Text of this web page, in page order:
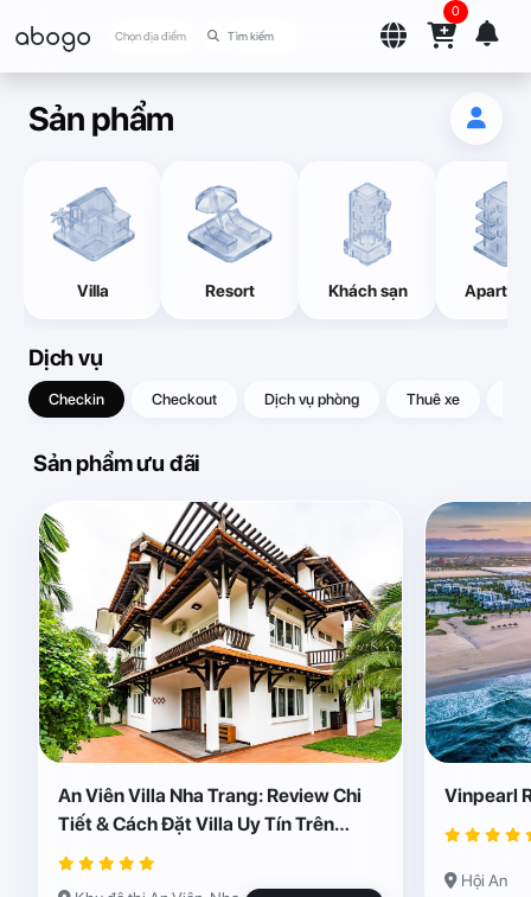
abogo Chọn địa điểm
0
Sản phẩm
Villa Resort Khách sạn
Dịch vụ
Checkin Checkout Dịch vụ phòng Thuê xe
Sản phẩm ưu đãi
An Viên Villa Nha Trang: Review Chi
Tiết & Cách Đặt Villa Uy Tín Trên
Abogo
Vinpearl
Hội An